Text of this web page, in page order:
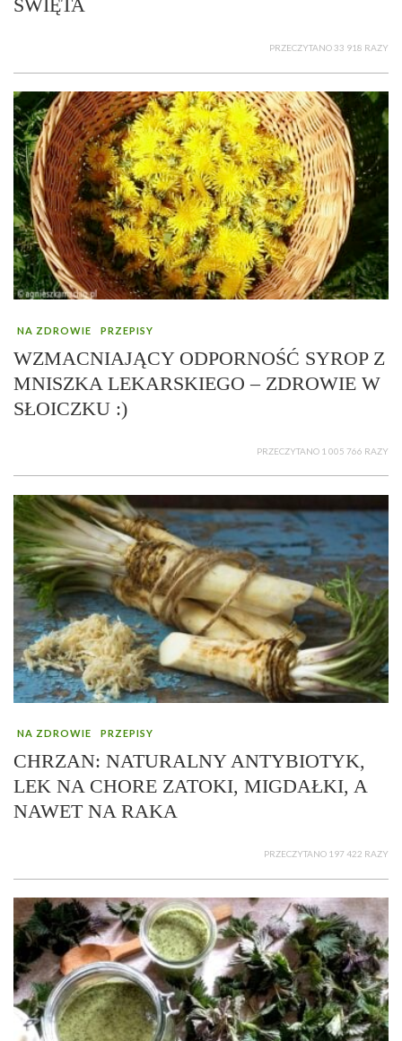
ŚWIĘTA
PRZECZYTANO 33 918 RAZY
NA ZDROWIE PRZEPISY
WZMACNIAJĄCY ODPORNOŚĆ SYROP Z
MNISZKA LEKARSKIEGO – ZDROWIE W
SŁOICZKU :)
PRZECZYTANO 1 005 766 RAZY
NA ZDROWIE PRZEPISY
CHRZAN: NATURALNY ANTYBIOTYK,
LEK NA CHORE ZATOKI, MIGDAŁKI, A
NAWET NA RAKA
PRZECZYTANO 197 422 RAZY